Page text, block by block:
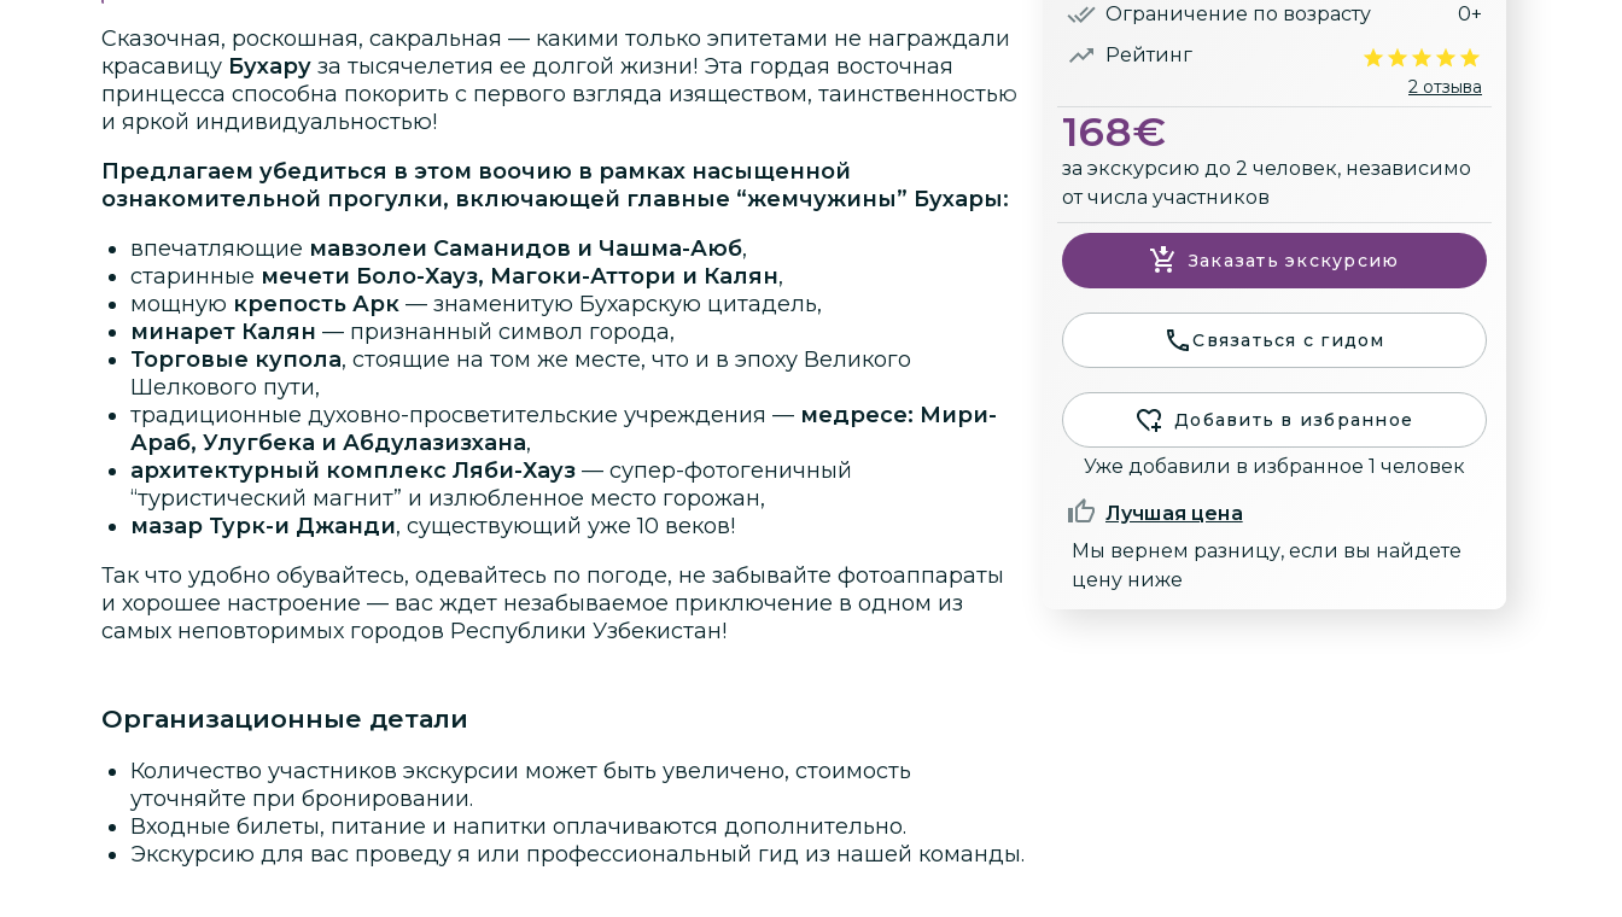
Сказочная, роскошная, сакральная — какими только эпитетами не награждали
красавицу Бухару за тысячелетия ее долгой жизни! Эта гордая восточная
принцесса способна покорить с первого взгляда изяществом, таинственностью
и яркой индивидуальностью!
Предлагаем убедиться в этом воочию в рамках насыщенной
ознакомительной прогулки, включающей главные “жемчужины” Бухары:
впечатляющие мавзолеи Саманидов и Чашма-Аюб,
старинные мечети Боло-Хауз, Магоки-Аттори и Калян,
мощную крепость Арк — знаменитую Бухарскую цитадель,
минарет Калян — признанный символ города,
Торговые купола, стоящие на том же месте, что и в эпоху Великого
Шелкового пути,
традиционные духовно-просветительские учреждения — медресе: Мири-
Араб, Улугбека и Абдулазизхана,
архитектурный комплекс Ляби-Хауз — супер-фотогеничный
“туристический магнит” и излюбленное место горожан,
мазар Турк-и Джанди, существующий уже 10 веков!
Так что удобно обувайтесь, одевайтесь по погоде, не забывайте фотоаппараты
и хорошее настроение — вас ждет незабываемое приключение в одном из
самых неповторимых городов Республики Узбекистан!
Организационные детали
Количество участников экскурсии может быть увеличено, стоимость
уточняйте при бронировании.
Входные билеты, питание и напитки оплачиваются дополнительно.
Экскурсию для вас проведу я или профессиональный гид из нашей команды.
Ограничение по возрасту
0+
Рейтинг
2 отзыва
168€
за экскурсию до 2 человек, независимо
от числа участников
Заказать экскурсию
Связаться с гидом
Добавить в избранное
Уже добавили в избранное 1 человек
Лучшая цена
Мы вернем разницу, если вы найдете
цену ниже